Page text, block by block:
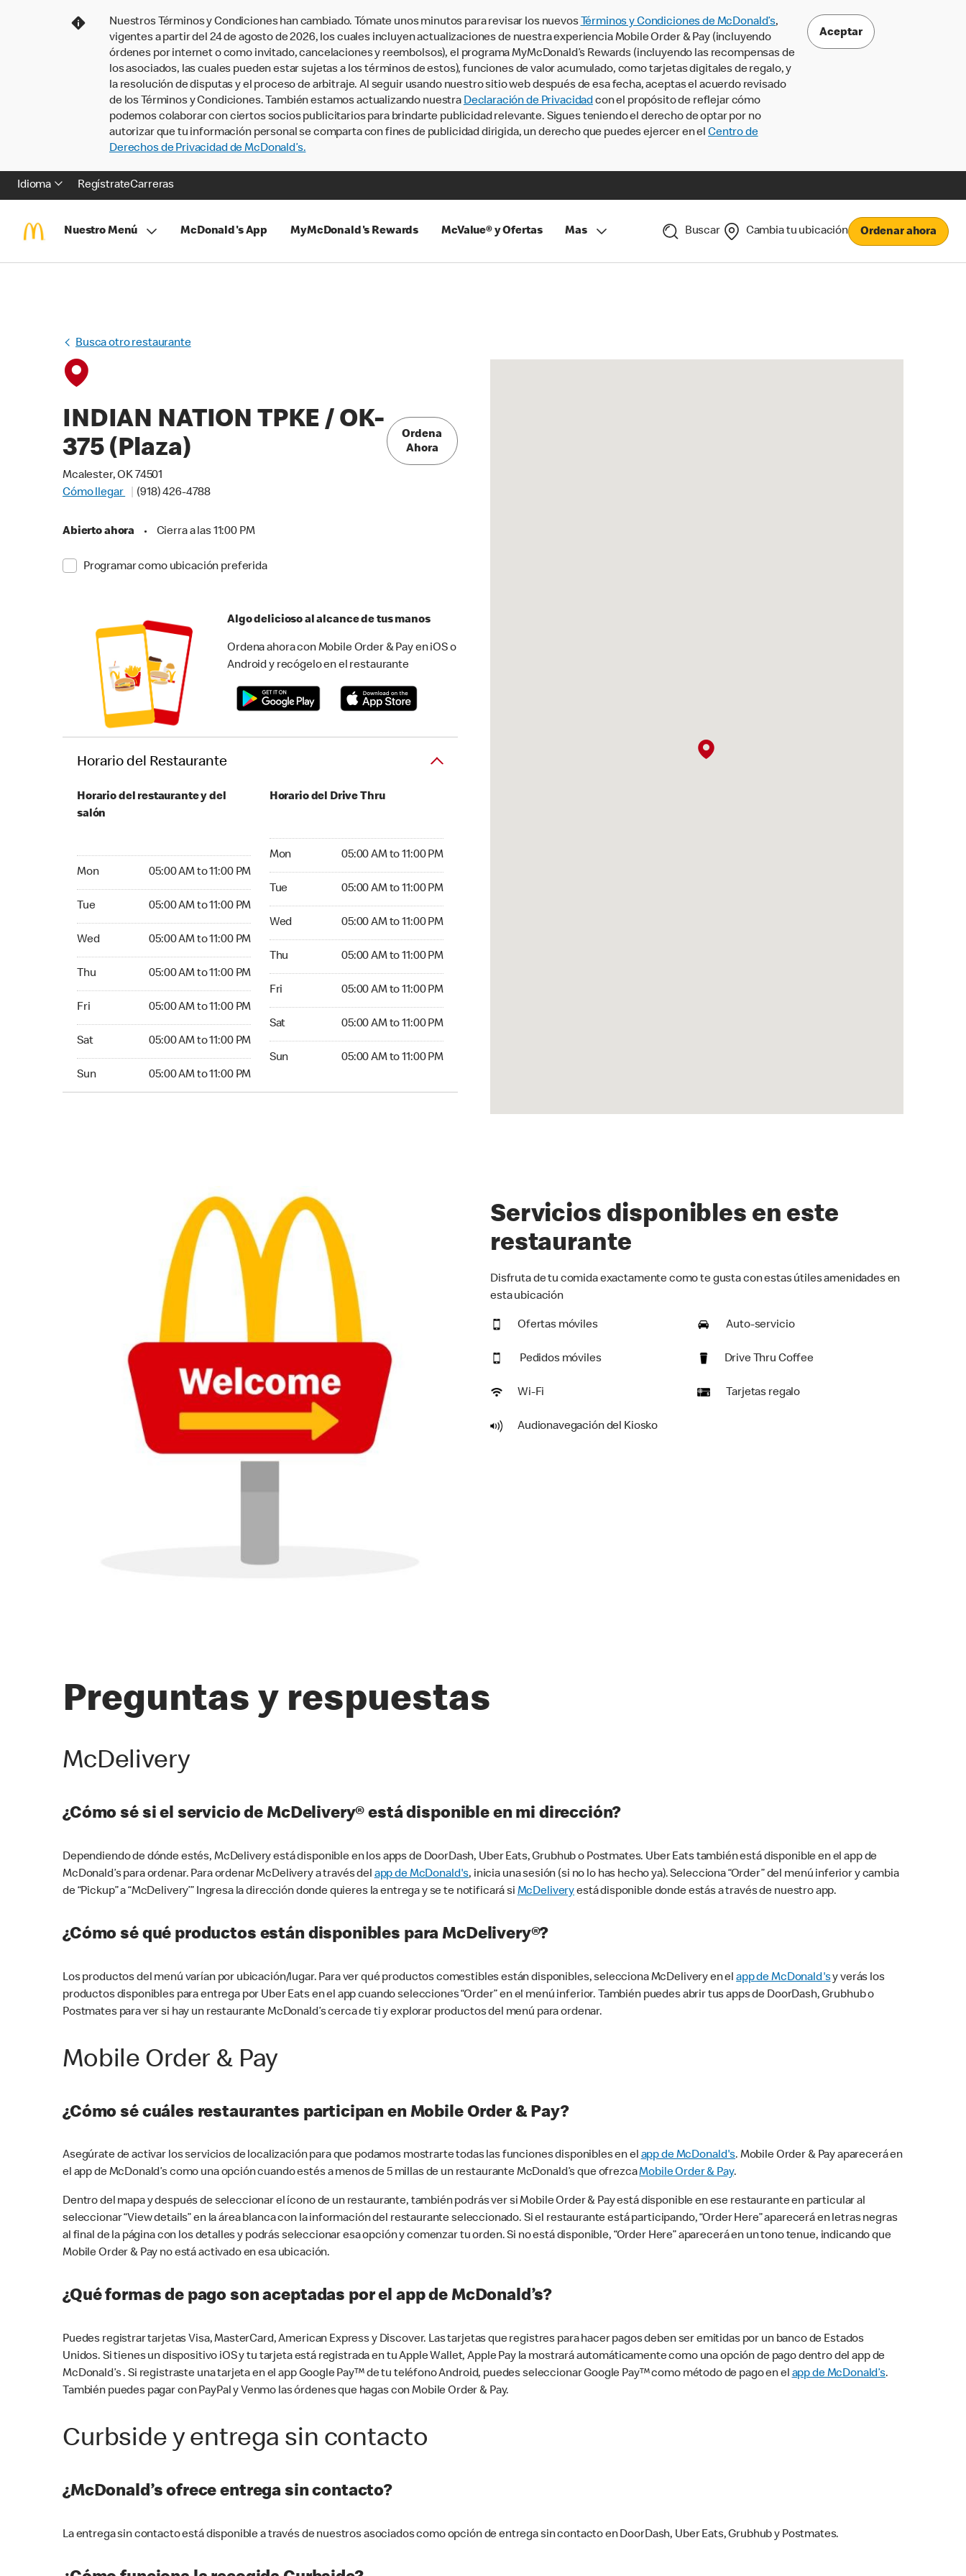
Nuestros Términos y Condiciones han cambiado. Tómate unos minutos para revisar los nuevos Términos y Condiciones de McDonald’s,
vigentes a partir del 24 de agosto de 2026, los cuales incluyen actualizaciones de nuestra experiencia Mobile Order & Pay (incluyendo
órdenes por internet o como invitado, cancelaciones y reembolsos), el programa MyMcDonald’s Rewards (incluyendo las recompensas de
los asociados, las cuales pueden estar sujetas a los términos de estos), funciones de valor acumulado, como tarjetas digitales de regalo, y
la resolución de disputas y el proceso de arbitraje. Al seguir usando nuestro sitio web después de esa fecha, aceptas el acuerdo revisado
de los Términos y Condiciones. También estamos actualizando nuestra Declaración de Privacidadcon el propósito de reflejar cómo
podemos colaborar con ciertos socios publicitarios para brindarte publicidad relevante. Sigues teniendo el derecho de optar por no
autorizar que tu información personal se comparta con fines de publicidad dirigida, un derecho que puedes ejercer en el Centro de
Derechos de Privacidad de McDonald’s.
Aceptar
Idioma RegístrateCarreras
Nuestro Menú McDonald's App MyMcDonald's Rewards McValue® y Ofertas Mas Buscar Cambia tu ubicación Ordenar ahora
Busca otro restaurante
INDIAN NATION TPKE / OK-
375 (Plaza)
Mcalester, OK 74501
Cómo llegar
(918) 426-4788
Abierto ahora • Cierra a las 11:00 PM
Programar como ubicación preferida
Ordena
Ahora
Algo delicioso al alcance de tus manos
Ordena ahora con Mobile Order & Pay en iOS o
Android y recógelo en el restaurante
Horario del Restaurante
Horario del restaurante y del
salón
Mon 05:00 AM to 11:00 PM
Tue 05:00 AM to 11:00 PM
Wed 05:00 AM to 11:00 PM
Thu 05:00 AM to 11:00 PM
Fri 05:00 AM to 11:00 PM
Sat 05:00 AM to 11:00 PM
Sun 05:00 AM to 11:00 PM
Horario del Drive Thru
Mon 05:00 AM to 11:00 PM
Tue 05:00 AM to 11:00 PM
Wed 05:00 AM to 11:00 PM
Thu 05:00 AM to 11:00 PM
Fri 05:00 AM to 11:00 PM
Sat 05:00 AM to 11:00 PM
Sun 05:00 AM to 11:00 PM
Servicios disponibles en este
restaurante
Disfruta de tu comida exactamente como te gusta con estas útiles amenidades en
esta ubicación
Ofertas móviles Auto-servicio
Pedidos móviles Drive Thru Coffee
Wi-Fi Tarjetas regalo
Audionavegación del Kiosko
Preguntas y respuestas
McDelivery
¿Cómo sé si el servicio de McDelivery® está disponible en mi dirección?
Dependiendo de dónde estés, McDelivery está disponible en los apps de DoorDash, Uber Eats, Grubhub o Postmates. Uber Eats también está disponible en el app de
McDonald’s para ordenar. Para ordenar McDelivery a través del app de McDonald's, inicia una sesión (si no lo has hecho ya). Selecciona “Order” del menú inferior y cambia
de “Pickup” a “McDelivery’” Ingresa la dirección donde quieres la entrega y se te notificará si McDeliveryestá disponible donde estás a través de nuestro app.
¿Cómo sé qué productos están disponibles para McDelivery®?
Los productos del menú varían por ubicación/lugar. Para ver qué productos comestibles están disponibles, selecciona McDelivery en elapp de McDonald'sy verás los
productos disponibles para entrega por Uber Eats en el app cuando selecciones “Order” en el menú inferior. También puedes abrir tus apps de DoorDash, Grubhub o
Postmates para ver si hay un restaurante McDonald’s cerca de ti y explorar productos del menú para ordenar.
Mobile Order & Pay
¿Cómo sé cuáles restaurantes participan en Mobile Order & Pay?
Asegúrate de activar los servicios de localización para que podamos mostrarte todas las funciones disponibles en elapp de McDonald's. Mobile Order & Pay aparecerá en
el app de McDonald’s como una opción cuando estés a menos de 5 millas de un restaurante McDonald’s que ofrezcaMobile Order & Pay.
Dentro del mapa y después de seleccionar el ícono de un restaurante, también podrás ver si Mobile Order & Pay está disponible en ese restaurante en particular al
seleccionar “View details” en la área blanca con la información del restaurante seleccionado. Si el restaurante está participando, “Order Here” aparecerá en letras negras
al final de la página con los detalles y podrás seleccionar esa opción y comenzar tu orden. Si no está disponible, “Order Here” aparecerá en un tono tenue, indicando que
Mobile Order & Pay no está activado en esa ubicación.
¿Qué formas de pago son aceptadas por el app de McDonald’s?
Puedes registrar tarjetas Visa, MasterCard, American Express y Discover. Las tarjetas que registres para hacer pagos deben ser emitidas por un banco de Estados
Unidos. Si tienes un dispositivo iOS y tu tarjeta está registrada en tu Apple Wallet, Apple Pay la mostrará automáticamente como una opción de pago dentro del app de
McDonald’s . Si registraste una tarjeta en el app Google Pay™ de tu teléfono Android, puedes seleccionar Google Pay™ como método de pago en elapp de McDonald’s.
También puedes pagar con PayPal y Venmo las órdenes que hagas con Mobile Order & Pay.
Curbside y entrega sin contacto
¿McDonald’s ofrece entrega sin contacto?
La entrega sin contacto está disponible a través de nuestros asociados como opción de entrega sin contacto en DoorDash, Uber Eats, Grubhub y Postmates.